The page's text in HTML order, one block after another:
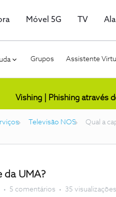
Móvel 5G TV
Grupos Assistente
Vishing | Phishing através
Televisão NOS Qual a
da UMA?
5 comentários 35 visualizações